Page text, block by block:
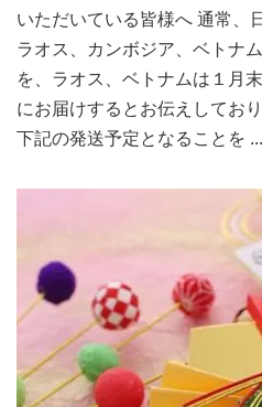
いただいている皆様へ 通常、
ラオス、カンボジア、ベトナ
を、ラオス、ベトナムは１月
にお届けするとお伝えしてお
下記の発送予定となることを ...